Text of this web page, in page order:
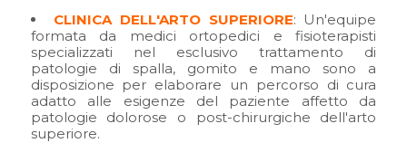
CLINICA DELL'ARTO SUPERIORE: Un'equipe
formata da medici ortopedici e fisioterapisti
specializzati nel esclusivo trattamento di
patologie di spalla, gomito e mano sono a
disposizione per elaborare un percorso di cura
adatto alle esigenze del paziente affetto da
patologie dolorose o post-chirurgiche dell'arto
superiore.